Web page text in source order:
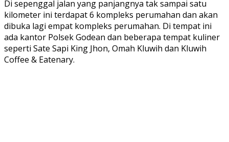
Di sepenggal jalan yang panjangnya tak sampai satu
kilometer ini terdapat 6 kompleks perumahan dan akan
dibuka lagi empat kompleks perumahan. Di tempat ini
ada kantor Polsek Godean dan beberapa tempat kuliner
seperti Sate Sapi King Jhon, Omah Kluwih dan Kluwih
Coffee & Eatenary.